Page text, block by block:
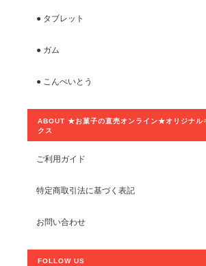
● タブレット
● ガム
● こんぺいとう
ABOUT ★お菓子の直売オンライン★オリジナル
クス
ご利用ガイド
特定商取引法に基づく表記
お問い合わせ
FOLLOW US